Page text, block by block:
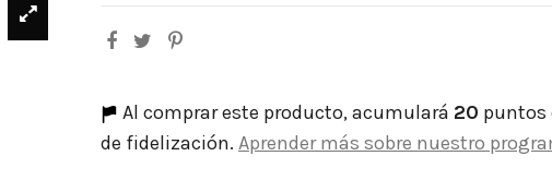
Al comprar este producto, acumulará 20 puntos
de fidelización. Aprender más sobre nuestro